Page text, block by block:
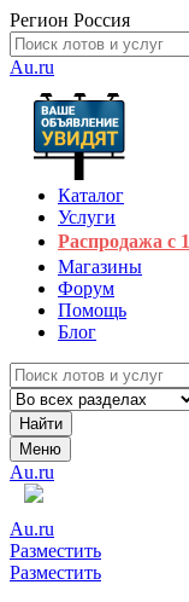
Регион Россия
Au.ru
Каталог
Услуги
Распродажа с 1
Магазины
Форум
Помощь
Блог
Найти
Меню
Au.ru
Au.ru
Разместить
Разместить